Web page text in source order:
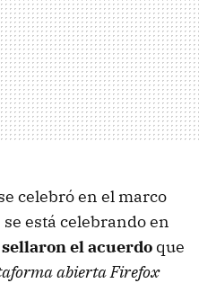
celebró en el marco
está celebrando en
sellaron el acuerdo que
abierta Firefox